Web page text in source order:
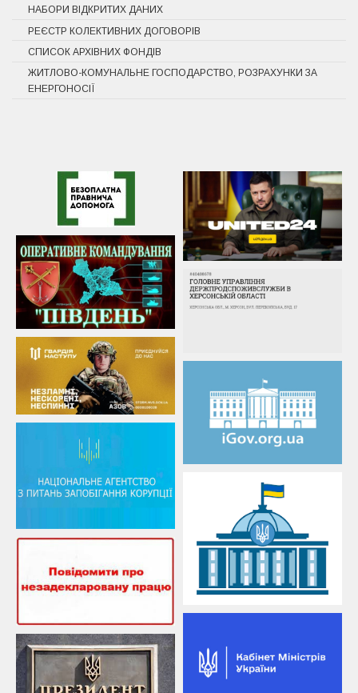
НАБОРИ ВІДКРИТИХ ДАНИХ
РЕЄСТР КОЛЕКТИВНИХ ДОГОВОРІВ
СПИСОК АРХІВНИХ ФОНДІВ
ЖИТЛОВО-КОМУНАЛЬНЕ ГОСПОДАРСТВО, РОЗРАХУНКИ ЗА
ЕНЕРГОНОСІЇ